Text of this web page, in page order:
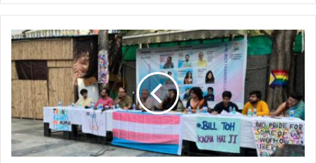
जन
सुनवाई
में
उठा
ट्रांसजेंडर
अधिकारों
का
मुद्दा